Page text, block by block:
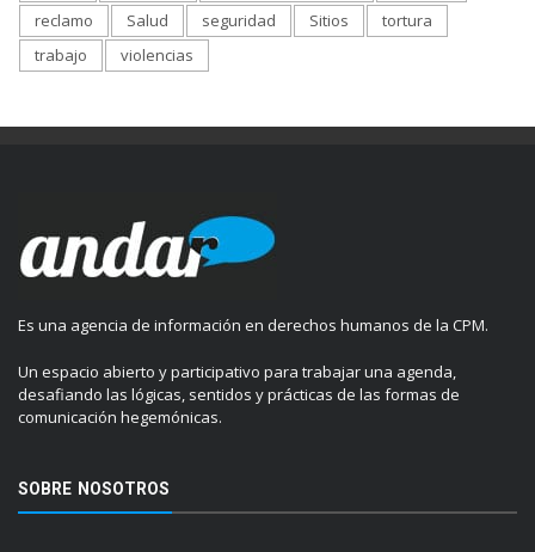
reclamo
Salud seguridad Sitios
tortura
trabajo
violencias
Es una agencia de información en derechos humanos de la CPM.
Un espacio abierto y participativo para trabajar una agenda,
desafiando las lógicas, sentidos y prácticas de las formas de
comunicación hegemónicas.
SOBRE NOSOTROS